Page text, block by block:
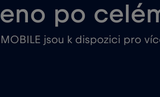
po
jsou k dispozici pro